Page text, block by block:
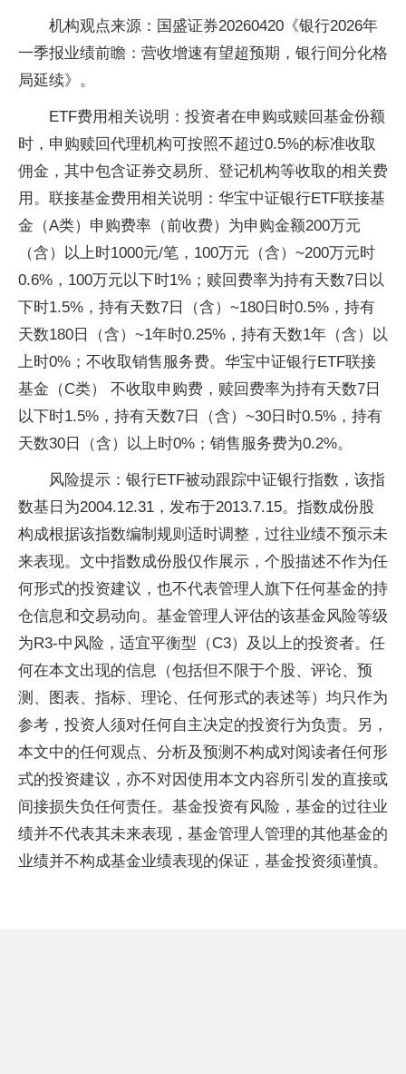
机构观点来源：国盛证券20260420《银行2026年
一季报业绩前瞻：营收增速有望超预期，银行间分化格
局延续》。
ETF费用相关说明：投资者在申购或赎回基金份额
时，申购赎回代理机构可按照不超过0.5%的标准收取
佣金，其中包含证券交易所、登记机构等收取的相关费
用。联接基金费用相关说明：华宝中证银行ETF联接基
金（A类）申购费率（前收费）为申购金额200万元
（含）以上时1000元/笔，100万元（含）~200万元时
0.6%，100万元以下时1%；赎回费率为持有天数7日以
下时1.5%，持有天数7日（含）~180日时0.5%，持有
天数180日（含）~1年时0.25%，持有天数1年（含）以
上时0%；不收取销售服务费。华宝中证银行ETF联接
基金（C类） 不收取申购费，赎回费率为持有天数7日
以下时1.5%，持有天数7日（含）~30日时0.5%，持有
天数30日（含）以上时0%；销售服务费为0.2%。
风险提示：银行ETF被动跟踪中证银行指数，该指
数基日为2004.12.31，发布于2013.7.15。指数成份股
构成根据该指数编制规则适时调整，过往业绩不预示未
来表现。文中指数成份股仅作展示，个股描述不作为任
何形式的投资建议，也不代表管理人旗下任何基金的持
仓信息和交易动向。基金管理人评估的该基金风险等级
为R3-中风险，适宜平衡型（C3）及以上的投资者。任
何在本文出现的信息（包括但不限于个股、评论、预
测、图表、指标、理论、任何形式的表述等）均只作为
参考，投资人须对任何自主决定的投资行为负责。另，
本文中的任何观点、分析及预测不构成对阅读者任何形
式的投资建议，亦不对因使用本文内容所引发的直接或
间接损失负任何责任。基金投资有风险，基金的过往业
绩并不代表其未来表现，基金管理人管理的其他基金的
业绩并不构成基金业绩表现的保证，基金投资须谨慎。